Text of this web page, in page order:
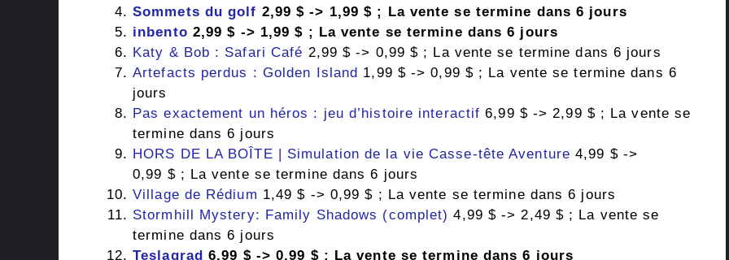
Sommets du golf 2,99 $ -> 1,99 $ ; La vente se termine dans 6 jours
inbento 2,99 $ -> 1,99 $ ; La vente se termine dans 6 jours
Katy & Bob : Safari Café 2,99 $ -> 0,99 $ ; La vente se termine dans 6 jours
Artefacts perdus : Golden Island 1,99 $ -> 0,99 $ ; La vente se termine dans 6
jours
Pas exactement un héros : jeu d’histoire interactif 6,99 $ -> 2,99 $ ; La vente se
termine dans 6 jours
HORS DE LA BOÎTE | Simulation de la vie Casse-tête Aventure 4,99 $ ->
0,99 $ ; La vente se termine dans 6 jours
Village de Rédium 1,49 $ -> 0,99 $ ; La vente se termine dans 6 jours
Stormhill Mystery: Family Shadows (complet) 4,99 $ -> 2,49 $ ; La vente se
termine dans 6 jours
Teslagrad 6,99 $ -> 0,99 $ ; La vente se termine dans 6 jours